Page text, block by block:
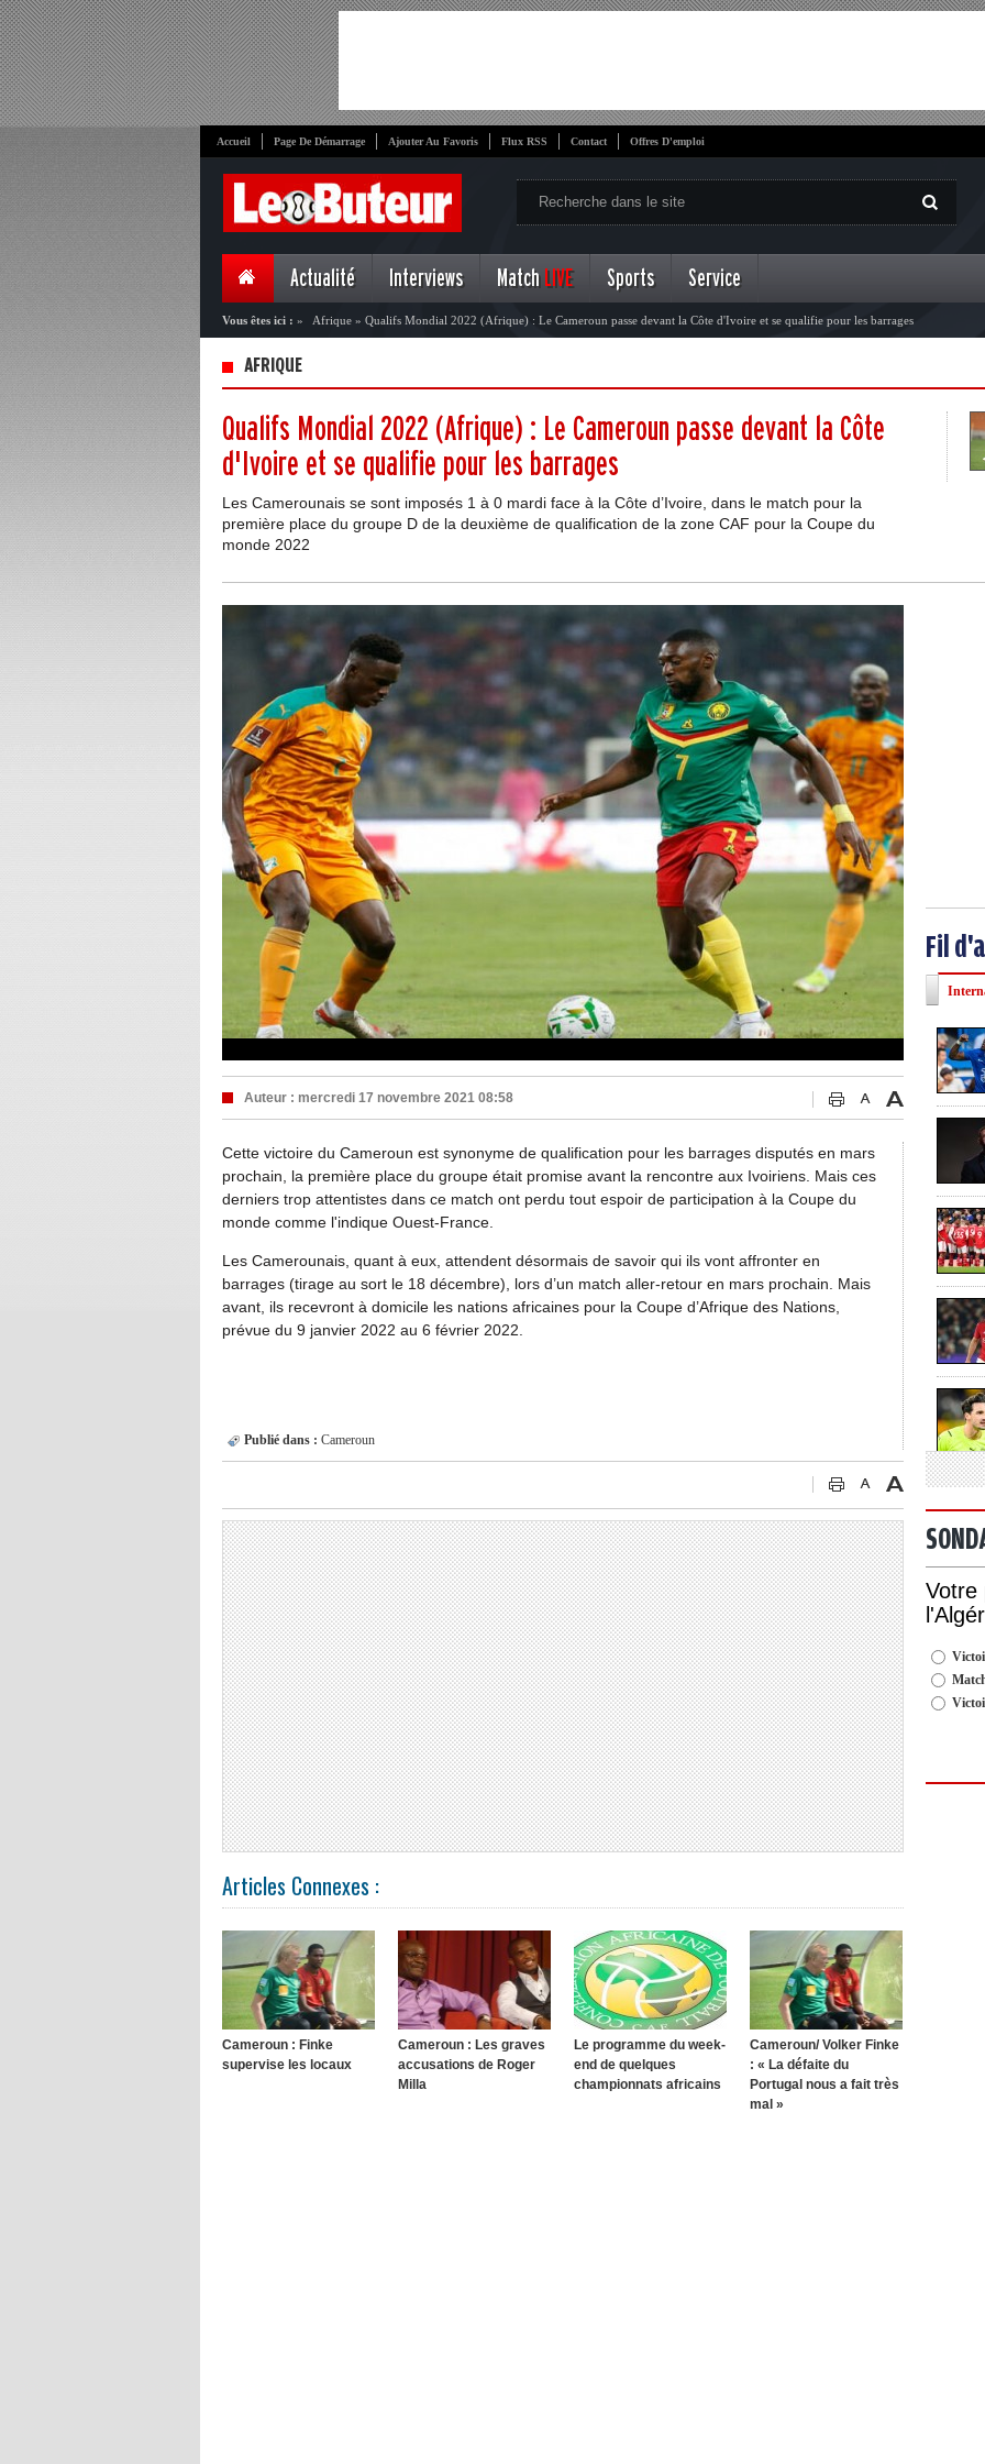
Accueil Page De Démarrage Ajouter Au Favoris Flux RSS Contact Offres D'emploi
Actualité Interviews Match LIVE Sports Service
Vous êtes ici : » Afrique » Qualifs Mondial 2022 (Afrique) : Le Cameroun passe devant la Côte d'Ivoire et se qualifie pour les barrages
AFRIQUE
Qualifs Mondial 2022 (Afrique) : Le Cameroun passe devant la Côte
d'Ivoire et se qualifie pour les barrages
Les Camerounais se sont imposés 1 à 0 mardi face à la Côte d’Ivoire, dans le match pour la
première place du groupe D de la deuxième de qualification de la zone CAF pour la Coupe du
monde 2022
Auteur : mercredi 17 novembre 2021 08:58
Cette victoire du Cameroun est synonyme de qualification pour les barrages disputés en mars
prochain, la première place du groupe était promise avant la rencontre aux Ivoiriens. Mais ces
derniers trop attentistes dans ce match ont perdu tout espoir de participation à la Coupe du
monde comme l'indique Ouest-France.
Les Camerounais, quant à eux, attendent désormais de savoir qui ils vont affronter en
barrages (tirage au sort le 18 décembre), lors d’un match aller-retour en mars prochain. Mais
avant, ils recevront à domicile les nations africaines pour la Coupe d’Afrique des Nations,
prévue du 9 janvier 2022 au 6 février 2022.
Publié dans : Cameroun
Articles Connexes :
Cameroun : Finke
supervise les locaux
Cameroun : Les graves
accusations de Roger
Milla
Le programme du week-
end de quelques
championnats africains
Cameroun/ Volker Finke
: « La défaite du
Portugal nous a fait très
mal »
Fil
Votre